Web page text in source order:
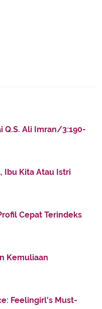
Tertukar
Lain
Q.S. Ali Imran/3:190-
Ibu Kita Atau Istri
Cepat Terindeks
Kemuliaan
Feelingirl's Must-